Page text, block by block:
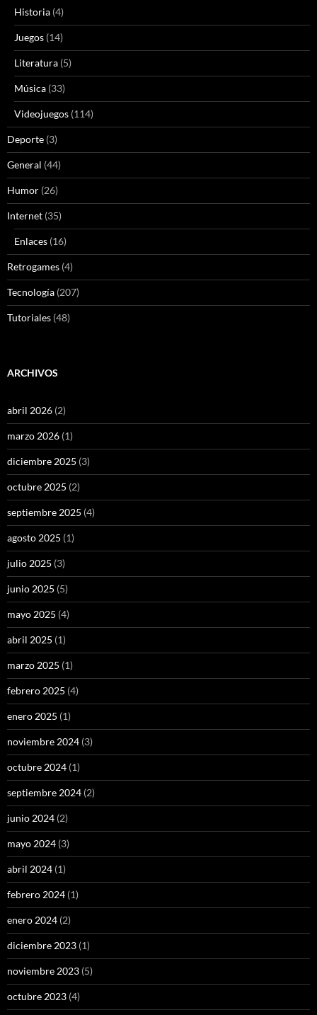
Historia (4)
Juegos (14)
Literatura (5)
Música (33)
Videojuegos (114)
Deporte (3)
General (44)
Humor (26)
Internet (35)
Enlaces (16)
Retrogames (4)
Tecnología (207)
Tutoriales (48)
ARCHIVOS
abril 2026 (2)
marzo 2026 (1)
diciembre 2025 (3)
octubre 2025 (2)
septiembre 2025 (4)
agosto 2025 (1)
julio 2025 (3)
junio 2025 (5)
mayo 2025 (4)
abril 2025 (1)
marzo 2025 (1)
febrero 2025 (4)
enero 2025 (1)
noviembre 2024 (3)
octubre 2024 (1)
septiembre 2024 (2)
junio 2024 (2)
mayo 2024 (3)
abril 2024 (1)
febrero 2024 (1)
enero 2024 (2)
diciembre 2023 (1)
noviembre 2023 (5)
octubre 2023 (4)